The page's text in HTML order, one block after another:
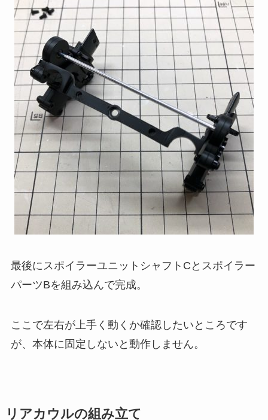
最後にスポイラーユニットシャフトCとスポイラー
パーツBを組み込んで完成。
ここで左右が上手く動くか確認したいところです
が、本体に固定しないと動作しません。
リアカウルの組み立て